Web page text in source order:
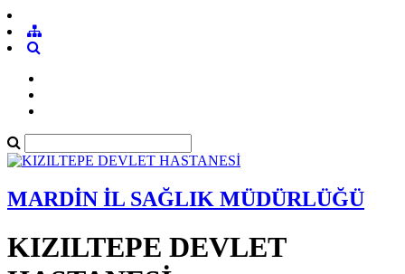
MARDİN İL SAĞLIK MÜDÜRLÜĞÜ
KIZILTEPE DEVLET